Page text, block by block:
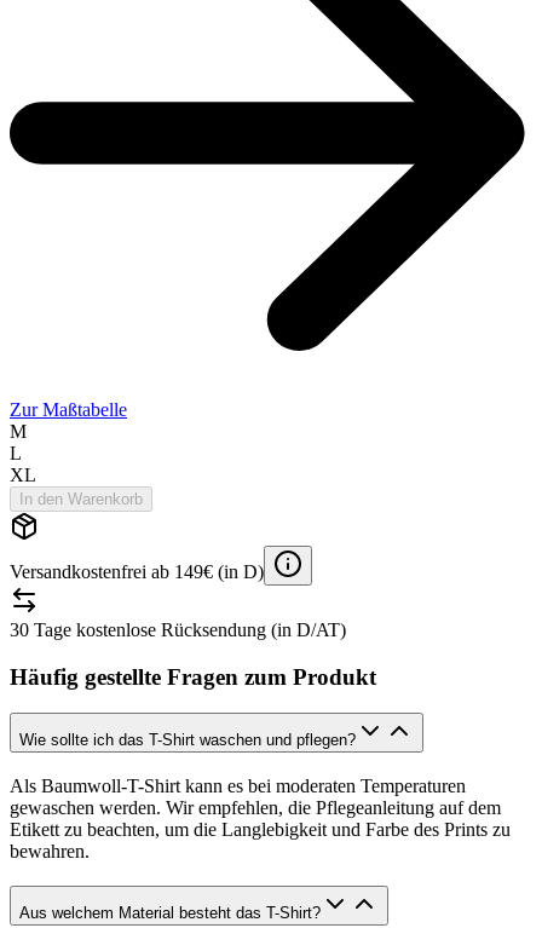
Zur Maßtabelle
M
L
XL
In den Warenkorb
Versandkostenfrei ab 149€ (in D)
30 Tage kostenlose Rücksendung (in D/AT)
Häufig gestellte Fragen zum Produkt
Wie sollte ich das T-Shirt waschen und pflegen?
Als Baumwoll-T-Shirt kann es bei moderaten Temperaturen
gewaschen werden. Wir empfehlen, die Pflegeanleitung auf dem
Etikett zu beachten, um die Langlebigkeit und Farbe des Prints zu
bewahren.
Aus welchem Material besteht das T-Shirt?